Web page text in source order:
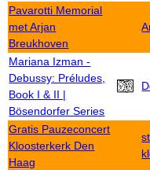
Pavarotti Memorial
met Arjan
Breukhoven
Mariana Izman -
Debussy: Préludes,
Book I & II |
Bösendorfer Series
Gratis Pauzeconcert
Kloosterkerk Den
Haag